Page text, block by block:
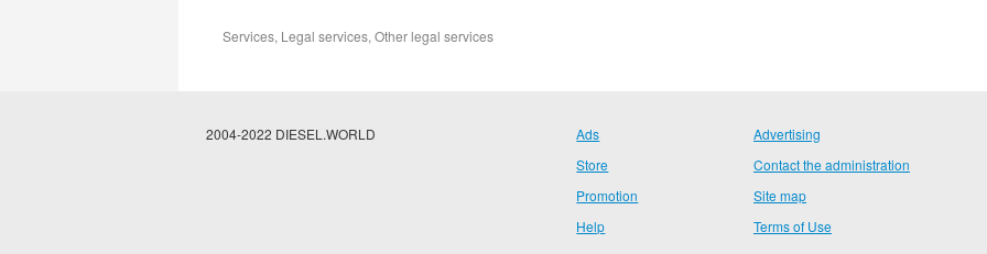
Services, Legal services, Other legal services
2004-2022 DIESEL.WORLD
Ads
Store
Promotion
Help
Advertising
Contact the administration
Site map
Terms of Use